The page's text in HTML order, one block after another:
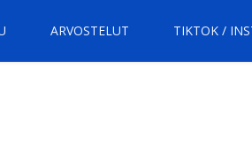
ARVOSTELUT TIKTOK /